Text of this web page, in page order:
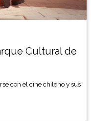
Cultural de
con el cine chileno y sus